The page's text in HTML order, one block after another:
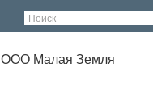
Поиск
ООО Малая Земля